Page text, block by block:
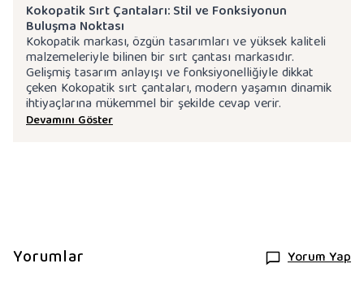
Kokopatik Sırt Çantaları: Stil ve Fonksiyonun
Buluşma Noktası
Kokopatik markası, özgün tasarımları ve yüksek kaliteli
malzemeleriyle bilinen bir sırt çantası markasıdır.
Gelişmiş tasarım anlayışı ve fonksiyonelliğiyle dikkat
çeken Kokopatik sırt çantaları, modern yaşamın dinamik
ihtiyaçlarına mükemmel bir şekilde cevap verir.
Devamını Göster
Yorumlar Yorum Yap